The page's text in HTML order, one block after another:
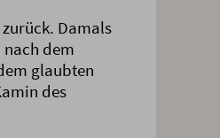
zurück. Damals
dem
glaubten
des